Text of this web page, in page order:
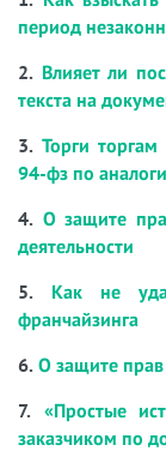
период
2. Влияет ли
текста на
3. Торги
94-фз по
4. О защите
деятельности
5. Как не
франчайзинга
6. О защите
7. «Простые
заказчиком по